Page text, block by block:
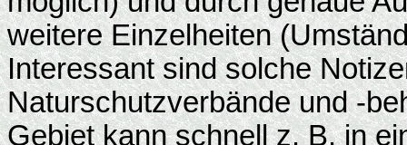
weitere Einzelheiten
Interessant sind solche
Naturschutzverbände und -
Gebiet kann schnell z. B. in